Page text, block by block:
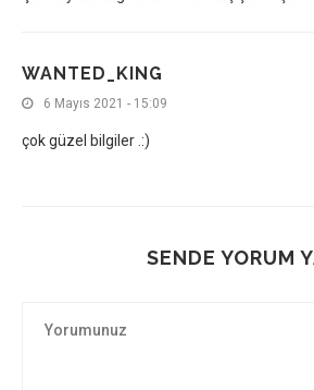
WANTED_KING
6 Mayıs 2021 - 15:09
çok güzel bilgiler .:)
SENDE YORUM